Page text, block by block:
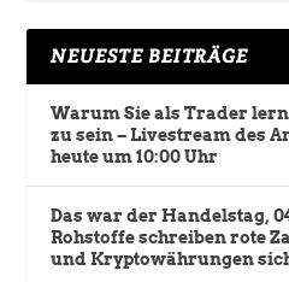
NEUESTE BEITRÄGE
Warum Sie als Trader
zu sein – Livestream des
heute um 10:00 Uhr
Das war der Handelstag,
Rohstoffe schreiben rote
und Kryptowährungen